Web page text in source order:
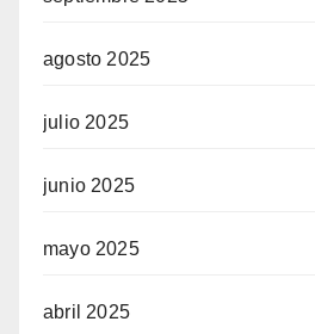
agosto 2025
julio 2025
junio 2025
mayo 2025
abril 2025